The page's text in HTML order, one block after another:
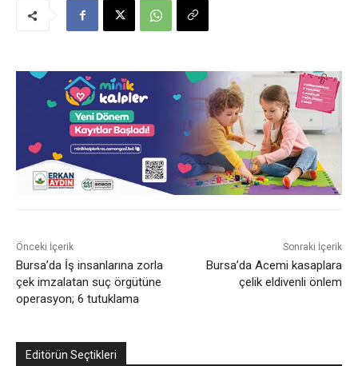
Önceki İçerik
Bursa’da İş insanlarına zorla
çek imzalatan suç örgütüne
operasyon; 6 tutuklama
Sonraki İçerik
Bursa’da Acemi kasaplara
çelik eldivenli önlem
Editörün Seçtikleri